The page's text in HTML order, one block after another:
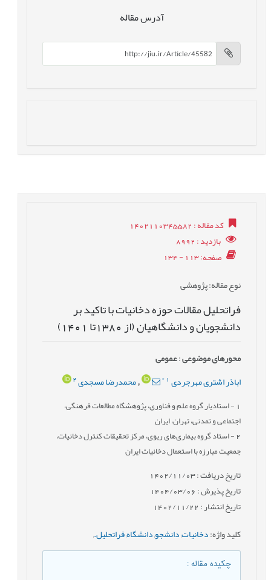
آدرس مقاله
کد مقاله: 1402110345582
بازدید: 8992
صفحه: 113 - 134
نوع مقاله: پژوهشی
فراتحلیل مقالات حوزه دخانیات با تاکید بر
دانشجویان و دانشگاهیان (از 1380تا 1401)
محورهای موضوعی:عمومى
اباذر اشتری مهرجردی *
,محمدرضا مسجدی 2
- استادیار گروه علم و فناوری، پژوهشگاه مطالعات فرهنگی،
اجتماعی و تمدنی، تهران، ایران
2- استاد گروه بیماری‌های ریوی، مرکز تحقیقات کنترل دخانیات،
جمعیت مبارزه با استعمال دخانیات ایران
تاریخ دریافت : 1402/11/03
تاریخ پذیرش : 1404/03/06
تاریخ انتشار : 1402/11/22
کلید واژه:دخانیات,دانشجو,دانشگاه,فراتحلیل.,
چکیده مقاله: